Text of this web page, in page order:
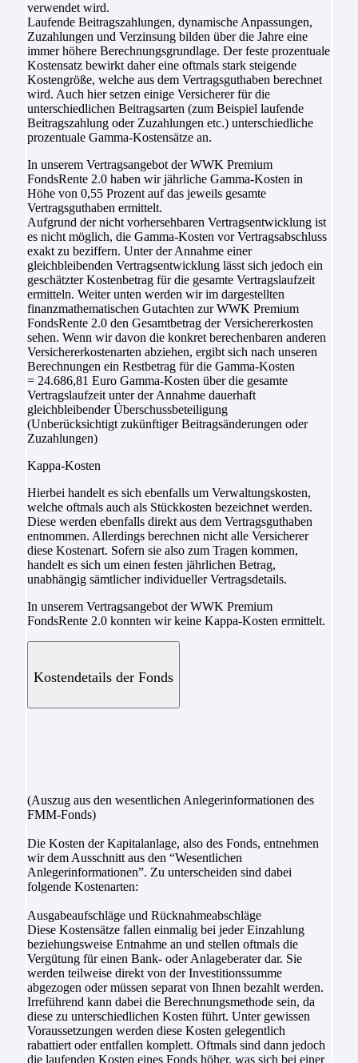
verwendet wird.
Laufende Beitragszahlungen, dynamische Anpassungen,
Zuzahlungen und Verzinsung bilden über die Jahre eine
immer höhere Berechnungsgrundlage. Der feste prozentuale
Kostensatz bewirkt daher eine oftmals stark steigende
Kostengröße, welche aus dem Vertragsguthaben berechnet
wird. Auch hier setzen einige Versicherer für die
unterschiedlichen Beitragsarten (zum Beispiel laufende
Beitragszahlung oder Zuzahlungen etc.) unterschiedliche
prozentuale Gamma-Kostensätze an.
In unserem Vertragsangebot der WWK Premium
FondsRente 2.0 haben wir jährliche Gamma-Kosten in
Höhe von 0,55 Prozent auf das jeweils gesamte
Vertragsguthaben ermittelt.
Aufgrund der nicht vorhersehbaren Vertragsentwicklung ist
es nicht möglich, die Gamma-Kosten vor Vertragsabschluss
exakt zu beziffern. Unter der Annahme einer
gleichbleibenden Vertragsentwicklung lässt sich jedoch ein
geschätzter Kostenbetrag für die gesamte Vertragslaufzeit
ermitteln. Weiter unten werden wir im dargestellten
finanzmathematischen Gutachten zur WWK Premium
FondsRente 2.0 den Gesamtbetrag der Versichererkosten
sehen. Wenn wir davon die konkret berechenbaren anderen
Versichererkostenarten abziehen, ergibt sich nach unseren
Berechnungen ein Restbetrag für die Gamma-Kosten
= 24.686,81 Euro Gamma-Kosten über die gesamte
Vertragslaufzeit unter der Annahme dauerhaft
gleichbleibender Überschussbeteiligung
(Unberücksichtigt zukünftiger Beitragsänderungen oder
Zuzahlungen)
Kappa-Kosten
Hierbei handelt es sich ebenfalls um Verwaltungskosten,
welche oftmals auch als Stückkosten bezeichnet werden.
Diese werden ebenfalls direkt aus dem Vertragsguthaben
entnommen. Allerdings berechnen nicht alle Versicherer
diese Kostenart. Sofern sie also zum Tragen kommen,
handelt es sich um einen festen jährlichen Betrag,
unabhängig sämtlicher individueller Vertragsdetails.
In unserem Vertragsangebot der WWK Premium
FondsRente 2.0 konnten wir keine Kappa-Kosten ermittelt.
Kostendetails der Fonds
(Auszug aus den wesentlichen Anlegerinformationen des
FMM-Fonds)
Die Kosten der Kapitalanlage, also des Fonds, entnehmen
wir dem Ausschnitt aus den “Wesentlichen
Anlegerinformationen”. Zu unterscheiden sind dabei
folgende Kostenarten:
Ausgabeaufschläge und Rücknahmeabschläge
Diese Kostensätze fallen einmalig bei jeder Einzahlung
beziehungsweise Entnahme an und stellen oftmals die
Vergütung für einen Bank- oder Anlageberater dar. Sie
werden teilweise direkt von der Investitionssumme
abgezogen oder müssen separat von Ihnen bezahlt werden.
Irreführend kann dabei die Berechnungsmethode sein, da
diese zu unterschiedlichen Kosten führt. Unter gewissen
Voraussetzungen werden diese Kosten gelegentlich
rabattiert oder entfallen komplett. Oftmals sind dann jedoch
die laufenden Kosten eines Fonds höher, was sich bei einer